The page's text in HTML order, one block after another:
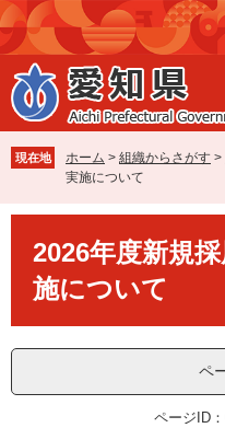
ペ
ー
ジ
の
先
で
す
メ
ニ
ュ
ー
を
ば
し
本
現在地 ホーム > 組織からさがす >
実施について
2026年度新規
施について
ペ
ページID